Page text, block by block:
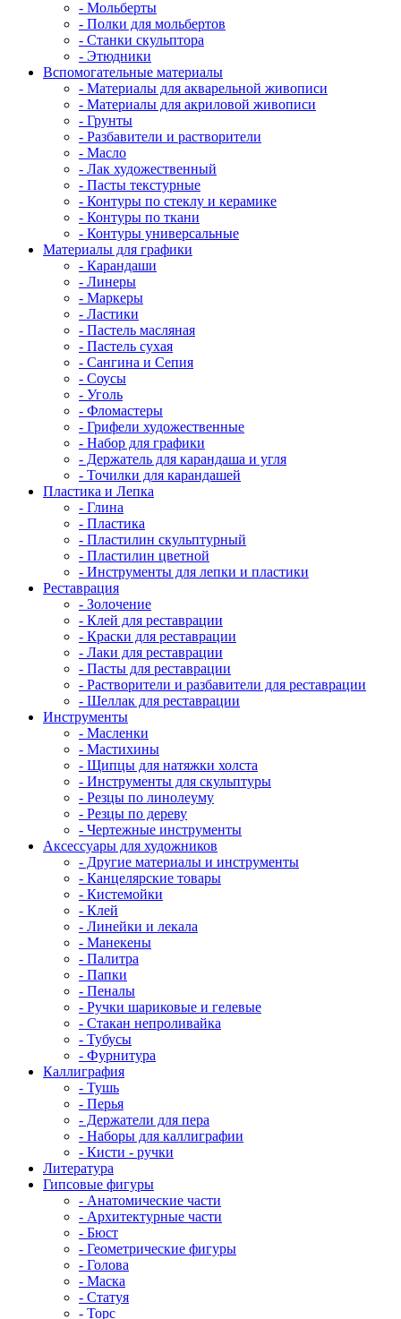
- Мольберты
- Полки для мольбертов
- Станки скульптора
- Этюдники
Вспомогательные материалы
- Материалы для акварельной живописи
- Материалы для акриловой живописи
- Грунты
- Разбавители и растворители
- Масло
- Лак художественный
- Пасты текстурные
- Контуры по стеклу и керамике
- Контуры по ткани
- Контуры универсальные
Материалы для графики
- Карандаши
- Линеры
- Маркеры
- Ластики
- Пастель масляная
- Пастель сухая
- Сангина и Сепия
- Соусы
- Уголь
- Фломастеры
- Грифели художественные
- Набор для графики
- Держатель для карандаша и угля
- Точилки для карандашей
Пластика и Лепка
- Глина
- Пластика
- Пластилин скульптурный
- Пластилин цветной
- Инструменты для лепки и пластики
Реставрация
- Золочение
- Клей для реставрации
- Краски для реставрации
- Лаки для реставрации
- Пасты для реставрации
- Растворители и разбавители для реставрации
- Шеллак для реставрации
Инструменты
- Масленки
- Мастихины
- Щипцы для натяжки холста
- Инструменты для скульптуры
- Резцы по линолеуму
- Резцы по дереву
- Чертежные инструменты
Аксессуары для художников
- Другие материалы и инструменты
- Канцелярские товары
- Кистемойки
- Клей
- Линейки и лекала
- Манекены
- Палитра
- Папки
- Пеналы
- Ручки шариковые и гелевые
- Стакан непроливайка
- Тубусы
- Фурнитура
Каллиграфия
- Тушь
- Перья
- Держатели для пера
- Наборы для каллиграфии
- Кисти - ручки
Литература
Гипсовые фигуры
- Анатомические части
- Архитектурные части
- Бюст
- Геометрические фигуры
- Голова
- Маска
- Статуя
- Торс